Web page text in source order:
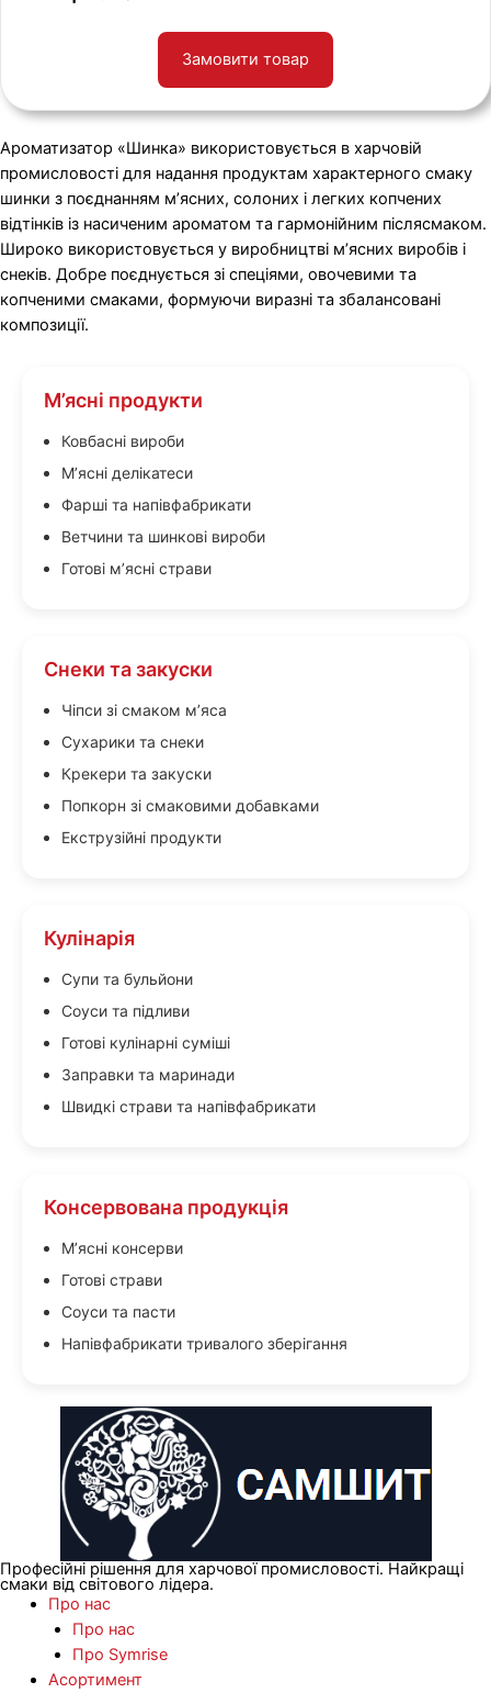
Замовити товар
Ароматизатор «Шинка» використовується в харчовій
промисловості для надання продуктам характерного смаку
шинки з поєднанням м’ясних, солоних і легких копчених
відтінків із насиченим ароматом та гармонійним післясмаком.
Широко використовується у виробництві м’ясних виробів і
снеків. Добре поєднується зі спеціями, овочевими та
копченими смаками, формуючи виразні та збалансовані
композиції.
М’ясні продукти
Ковбасні вироби
М’ясні делікатеси
Фарші та напівфабрикати
Ветчини та шинкові вироби
Готові м’ясні страви
Снеки та закуски
Чіпси зі смаком м’яса
Сухарики та снеки
Крекери та закуски
Попкорн зі смаковими добавками
Екструзійні продукти
Кулінарія
Супи та бульйони
Соуси та підливи
Готові кулінарні суміші
Заправки та маринади
Швидкі страви та напівфабрикати
Консервована продукція
М’ясні консерви
Готові страви
Соуси та пасти
Напівфабрикати тривалого зберігання
Професійні рішення для харчової промисловості. Найкращі
смаки від світового лідера.
Про нас
Про нас
Про Symrise
Асортимент